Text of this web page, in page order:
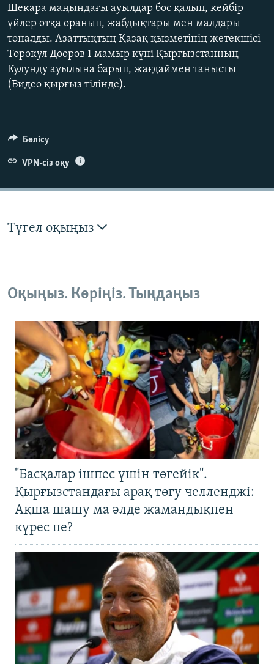
Шекара маңындағы ауылдар бос қалып, кейбір
үйлер отқа оранып, жабдықтары мен малдары
тоналды. Азаттықтың Қазақ қызметінің жетекшісі
Торокул Дооров 1 мамыр күні Қырғызстанның
Кулунду ауылына барып, жағдаймен танысты
(Видео қырғыз тілінде).
Бөлісу
VPN-сіз оқу
Түгел оқыңыз
Оқыңыз. Көріңіз. Тыңдаңыз
"Басқалар ішпес үшін төгейік".
Қырғызстандағы арақ төгу челленджі:
Ақша шашу ма әлде жамандықпен
күрес пе?